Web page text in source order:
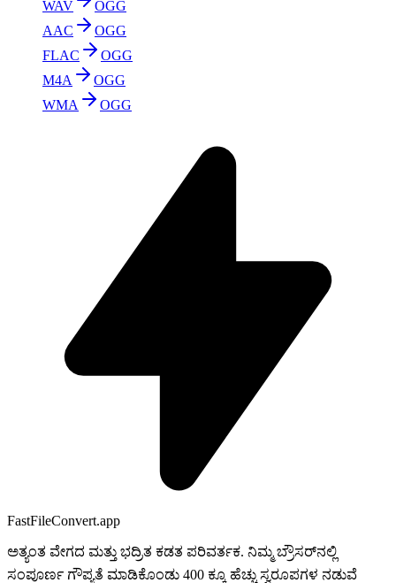
WAV
OGG
AAC
OGG
FLAC
OGG
M4A
OGG
WMA
OGG
FastFileConvert.app
ಅತ್ಯಂತ ವೇಗದ ಮತ್ತು ಭದ್ರಿತ ಕಡತ ಪರಿವರ್ತಕ. ನಿಮ್ಮ ಬ್ರೌಸರ್‌ನಲ್ಲಿ
ಸಂಪೂರ್ಣ ಗೌಪ್ಯತೆ ಮಾಡಿಕೊಂಡು 400 ಕ್ಕೂ ಹೆಚ್ಚು ಸ್ವರೂಪಗಳ ನಡುವೆ